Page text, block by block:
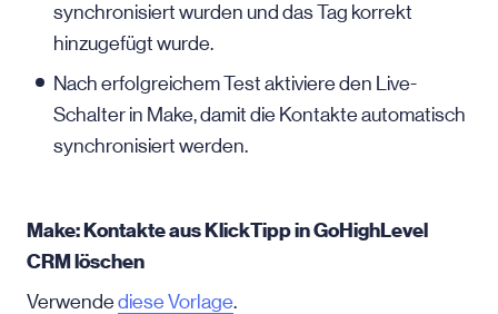
synchronisiert wurden und das Tag korrekt
hinzugefügt wurde.
Nach erfolgreichem Test aktiviere den Live-
Schalter in Make, damit die Kontakte automatisch
synchronisiert werden.
Make: Kontakte aus KlickTipp in GoHighLevel
CRM löschen
Verwendediese Vorlage.